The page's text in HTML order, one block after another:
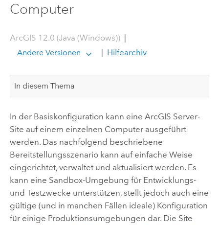
Computer
ArcGIS 12.0 (Java (Windows))|
Andere Versionen Hilfearchiv
In diesem Thema
In der Basiskonfiguration kann eine ArcGIS Server-
Site auf einem einzelnen Computer ausgeführt
werden. Das nachfolgend beschriebene
Bereitstellungsszenario kann auf einfache Weise
eingerichtet, verwaltet und aktualisiert werden. Es
kann eine Sandbox-Umgebung für Entwicklungs-
und Testzwecke unterstützen, stellt jedoch auch eine
gültige (und in manchen Fällen ideale) Konfiguration
für einige Produktionsumgebungen dar. Die Site